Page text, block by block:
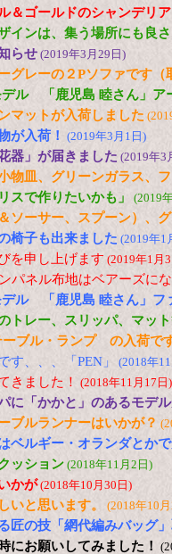
＆ゴールドのシャンデリ
インは、集う場所にも良
らせ (2019年3月29日)
グレーの２Pソファです（
デル 「鹿児島 睦さん」
マットが入荷しました
が入荷！ (2019年3月1日)
器」が届きました (2019年3
物皿、グリーンガラス、
スで作りたいかも」 (2019
ソーサー、スプーン）、
椅子も出来ました (2019年1
を申し上げます (2019年1月
パネル布地はベアーズに
デル 「鹿児島 睦さん」フ
トレー、スリッパ、マッ
ブル・ランプ の入荷で
す、、、「PEN」 (2018年
きました！ (2018年11月17日)
に「かかと」のあるモデ
ブルランナーはいかが？
ベルギー・オランダとか
ッション (2018年11月2日)
かが(2018年10月30日)
いと思います。 (2018年10
匠の技「網代編みバッグ
にお願いしてみました！